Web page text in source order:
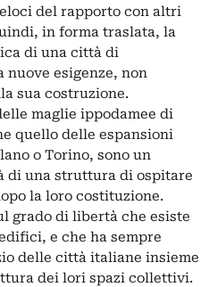
del rapporto con altri
in forma traslata, la
di una città di
nuove esigenze, non
sua costruzione.
maglie ippodamee di
quello delle espansioni
o Torino, sono un
di una struttura di ospitare
la loro costituzione.
grado di libertà che esiste
e che ha sempre
delle città italiane insieme
dei lori spazi collettivi.